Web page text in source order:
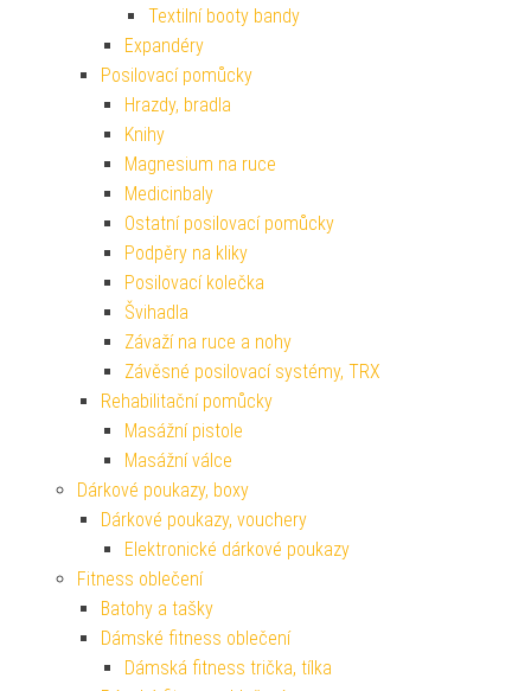
Textilní booty bandy
Expandéry
Posilovací pomůcky
Hrazdy, bradla
Knihy
Magnesium na ruce
Medicinbaly
Ostatní posilovací pomůcky
Podpěry na kliky
Posilovací kolečka
Švihadla
Závaží na ruce a nohy
Závěsné posilovací systémy, TRX
Rehabilitační pomůcky
Masážní pistole
Masážní válce
Dárkové poukazy, boxy
Dárkové poukazy, vouchery
Elektronické dárkové poukazy
Fitness oblečení
Batohy a tašky
Dámské fitness oblečení
Dámská fitness trička, tílka